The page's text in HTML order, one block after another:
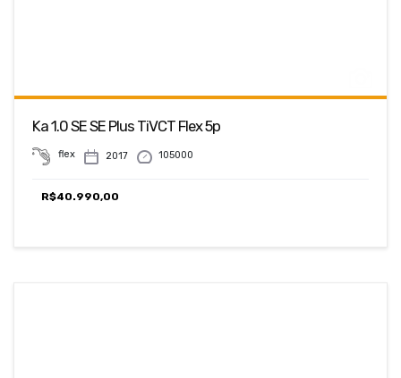
Ka 1.0 SE SE Plus TiVCT Flex 5p
flex 2017 105000
R$40.990,00